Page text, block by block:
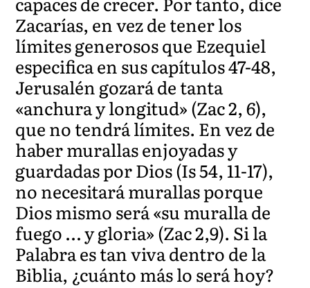
Zacarías, en vez de tener los
límites generosos que Ezequiel
especifica en sus capítulos 47-48,
Jerusalén gozará de tanta
«anchura y longitud» (Zac 2, 6),
que no tendrá límites. En vez de
haber murallas enjoyadas y
guardadas por Dios (Is 54, 11-17),
no necesitará murallas porque
Dios mismo será «su muralla de
fuego … y gloria» (Zac 2,9). Si la
Palabra es tan viva dentro de la
Biblia, ¿cuánto más lo será hoy?